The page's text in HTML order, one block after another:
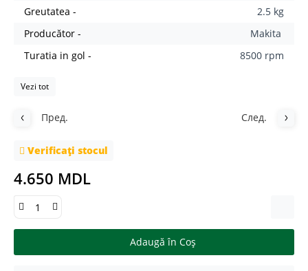
Greutatea -
2.5 kg
Producător -
Makita
Turatia in gol -
8500 rpm
Vezi tot
Пред. След.
Verificați stocul
4.650 MDL
Adaugă în Coş